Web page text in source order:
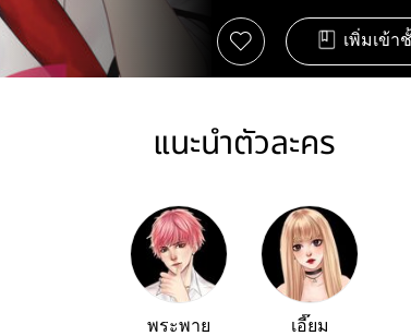
เพิ่มเข้า
แนะนำตัวละคร
พระพาย เอี๊ยม